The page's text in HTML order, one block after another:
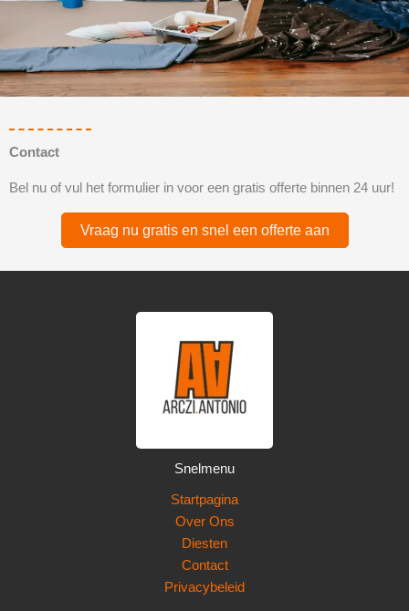
Contact
Bel nu of vul het formulier in voor een gratis offerte binnen 24 uur!
Vraag nu gratis en snel een offerte aan
Snelmenu
Startpagina
Over Ons
Diesten
Contact
Privacybeleid